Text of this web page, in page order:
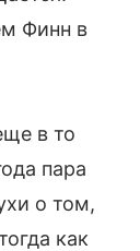
Финн в
в то
пара
о том,
как